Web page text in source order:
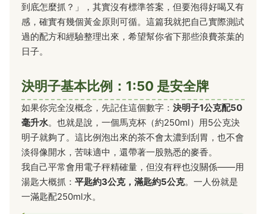
到底怎麼抓？」，其實沒有標準答案，但要泡得好喝又有
感，確實有幾個黃金原則可循。這篇我就把自己實際測試
過的配方和經驗整理出來，希望幫你省下那些浪費茶葉的
日子。
決明子基本比例：1:50 是安全牌
如果你完全沒概念，先記住這個數字： 決明子1公克配50
毫升水。也就是說，一個馬克杯（約250ml）用5公克決
明子就夠了。這比例泡出來的茶不會太濃到刮胃，也不會
淡得像開水，苦味適中，還帶著一股熟悉的麥香。
我自己平常會用電子秤精確量，但沒有秤也沒關係——用
湯匙大概抓： 平匙約3公克，滿匙約5公克。一人份就是
一滿匙配250ml水。